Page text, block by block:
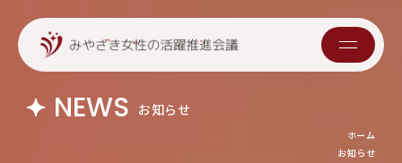
NEWS お知らせ
ホーム
お知らせ